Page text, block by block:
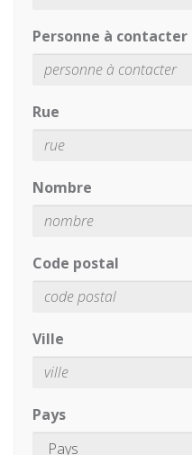
Personne à contacter
Rue
Nombre
Code postal
Ville
Pays